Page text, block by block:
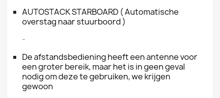
AUTOSTACK STARBOARD ( Automatische
overstag naar stuurboord )
-
De afstandsbediening heeft een antenne voor
een groter bereik, maar het is in geen geval
nodig om deze te gebruiken, we krijgen
gewoon